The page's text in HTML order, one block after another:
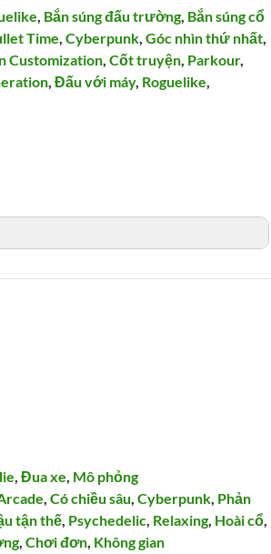
, Bắn súng đấu trường, Bắn súng cổ
Time,Cyberpunk,Góc nhìn thứ nhất,
Customization,Cốt truyện, Parkour,
,Đấu với máy, Roguelike,
,Đua xe, Mô phỏng
,Có chiều sâu,Cyberpunk, Phản
tận thế, Psychedelic, Relaxing, Hoài cổ,
,Chơi đơn, Không gian